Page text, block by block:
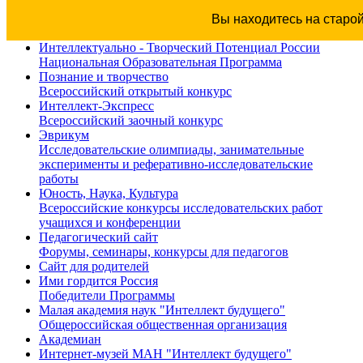
Вы находитесь на
Интеллектуально - Творческий Потенциал России
Национальная Образовательная Программа
Познание и творчество
Всероссийский открытый конкурс
Интеллект-Экспресс
Всероссийский заочный конкурс
Эврикум
Исследовательские олимпиады, занимательные
эксперименты и реферативно-исследовательские
работы
Юность, Наука, Культура
Всероссийские конкурсы исследовательских работ
учащихся и конференции
Педагогический сайт
Форумы, семинары, конкурсы для педагогов
Сайт для родителей
Ими гордится Россия
Победители Программы
Малая академия наук "Интеллект будущего"
Общероссийская общественная организация
Академиан
Интернет-музей МАН "Интеллект будущего"